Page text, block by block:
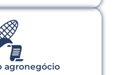
agronegócio